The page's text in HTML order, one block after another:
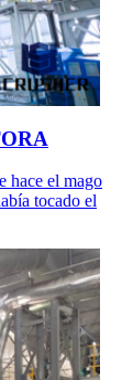
hace el mago
tocado el